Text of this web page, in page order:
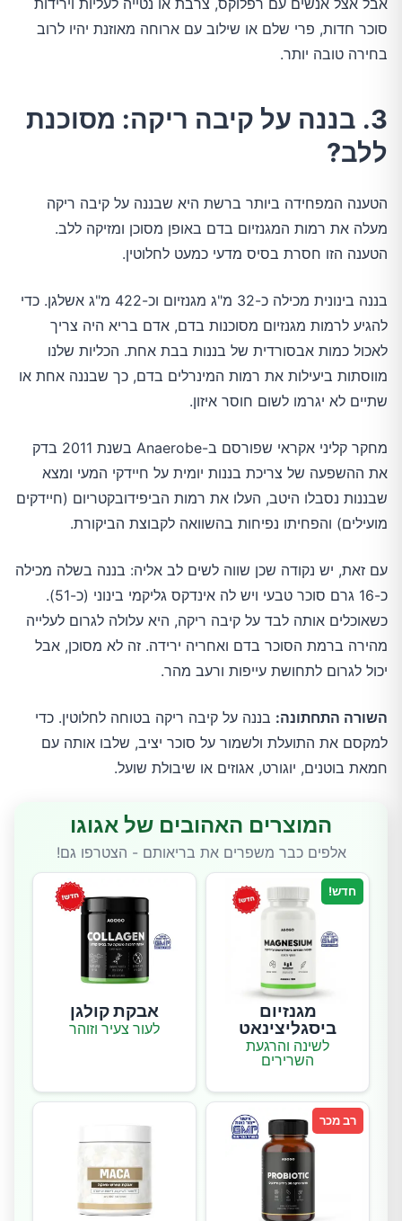
אבל אצל אנשים עם רפלוקס, צרבת או נטייה לעליות וירידות
סוכר חדות, פרי שלם או שילוב עם ארוחה מאוזנת יהיו לרוב
בחירה טובה יותר.
3. בננה על קיבה ריקה: מסוכנת
ללב?
הטענה המפחידה ביותר ברשת היא שבננה על קיבה ריקה
מעלה את רמות המגנזיום בדם באופן מסוכן ומזיקה ללב.
הטענה הזו חסרת בסיס מדעי כמעט לחלוטין.
בננה בינונית מכילה כ-32 מ"ג מגנזיום וכ-422 מ"ג אשלגן. כדי
להגיע לרמות מגנזיום מסוכנות בדם, אדם בריא היה צריך
לאכול כמות אבסורדית של בננות בבת אחת. הכליות שלנו
מווסתות ביעילות את רמות המינרלים בדם, כך שבננה אחת או
שתיים לא יגרמו לשום חוסר איזון.
מחקר קליני אקראי שפורסם ב-Anaerobe בשנת 2011 בדק
את ההשפעה של צריכת בננות יומית על חיידקי המעי ומצא
שבננות נסבלו היטב, העלו את רמות הביפידובקטריום (חיידקים
מועילים) והפחיתו נפיחות בהשוואה לקבוצת הביקורת.
עם זאת, יש נקודה שכן שווה לשים לב אליה: בננה בשלה מכילה
כ-16 גרם סוכר טבעי ויש לה אינדקס גליקמי בינוני (כ-51).
כשאוכלים אותה לבד על קיבה ריקה, היא עלולה לגרום לעלייה
מהירה ברמת הסוכר בדם ואחריה ירידה. זה לא מסוכן, אבל
יכול לגרום לתחושת עייפות ורעב מהר.
השורה התחתונה: בננה על קיבה ריקה בטוחה לחלוטין. כדי
למקסם את התועלת ולשמור על סוכר יציב, שלבו אותה עם
חמאת בוטנים, יוגורט, אגוזים או שיבולת שועל.
המוצרים האהובים של אגוגו
אלפים כבר משפרים את בריאותם - הצטרפו גם!
חדש!
מגנזיום
ביסגליצינאט
לשינה והרגעת
השרירים
אבקת קולגן
לעור צעיר וזוהר
רב מכר